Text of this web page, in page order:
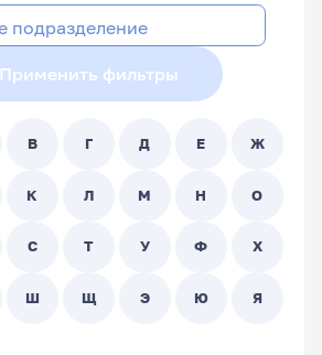
Применить фильтры
В Г Д Е Ж
К Л М Н О
С Т У Ф Х
Ш Щ Э Ю Я